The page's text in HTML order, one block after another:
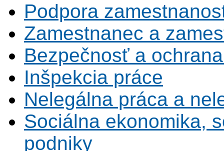
Podpora
Zamestnanec a
Bezpečnosť a
Inšpekcia práce
Nelegálna práca a
Sociálna ekonomika,
podniky